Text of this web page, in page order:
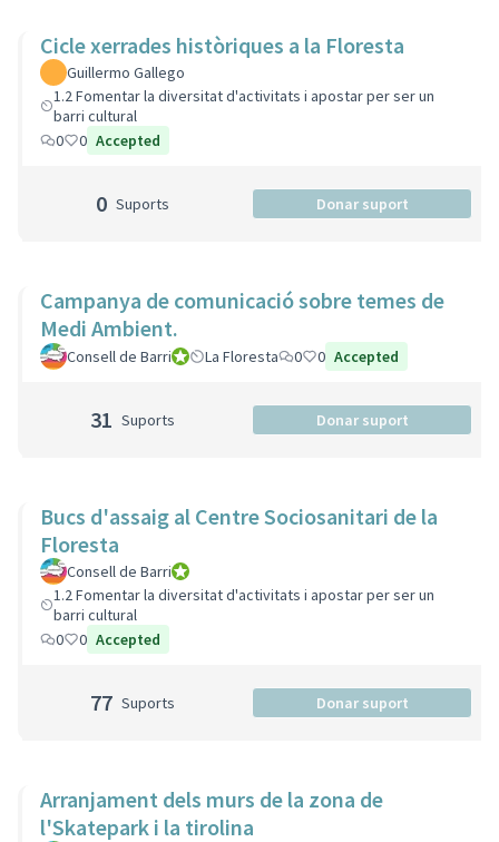
Cicle xerrades històriques a la Floresta
Guillermo Gallego
1.2 Fomentar la diversitat d'activitats i apostar per ser un
barri cultural
0
0 Accepted
0 Suports Donar suport
Campanya de comunicació sobre temes de
Medi Ambient.
Consell de BarriConsell de Barri
La Floresta 0 0 Accepted
31 Suports Donar suport
Bucs d'assaig al Centre Sociosanitari de la
Floresta
Consell de BarriConsell de Barri
1.2 Fomentar la diversitat d'activitats i apostar per ser un
barri cultural
0
0 Accepted
77 Suports Donar suport
Arranjament dels murs de la zona de
l'Skatepark i la tirolina